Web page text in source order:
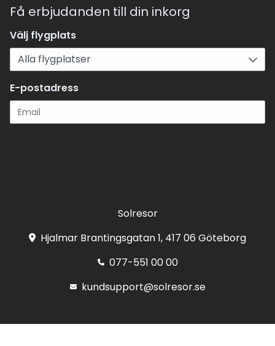
Få erbjudanden till din inkorg
Välj flygplats
E-postadress
Solresor
Hjalmar Brantingsgatan 1, 417 06 Göteborg
077-551 00 00
kundsupport@solresor.se